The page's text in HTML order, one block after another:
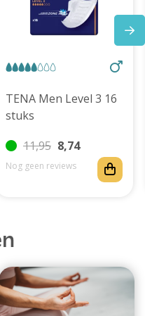
TENA Men Level 3 16
stuks
11,95 8,74
Nog geen reviews